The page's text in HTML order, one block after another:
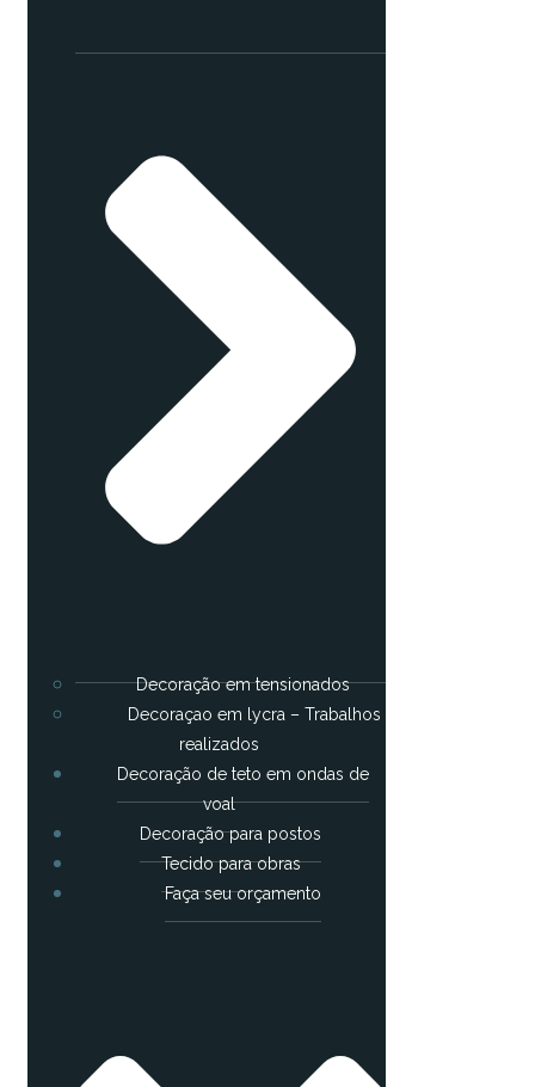
Decoração em tensionados
Decoraçao em lycra – Trabalhos
realizados
Decoração de teto em ondas de
voal
Decoração para postos
Tecido para obras
Faça seu orçamento